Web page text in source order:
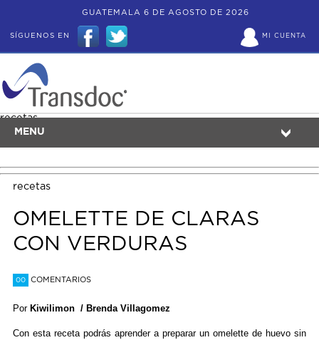
GUATEMALA 6 DE AGOSTO DE 2026
MI CUENTA
SÍGUENOS EN
MENU
recetas
recetas
OMELETTE DE CLARAS
CON VERDURAS
00 COMENTARIOS
Por Kiwilimon / Brenda Villagomez
Con esta receta podrás aprender a preparar un omelette de huevo sin